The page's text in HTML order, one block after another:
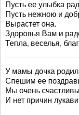
Пусть ее улыбка
Пусть нежною и
Вырастет она.
Здоровья Вам и
Тепла, веселья,
У мамы дочка
Спешим ее
Мы очень
И нет причин